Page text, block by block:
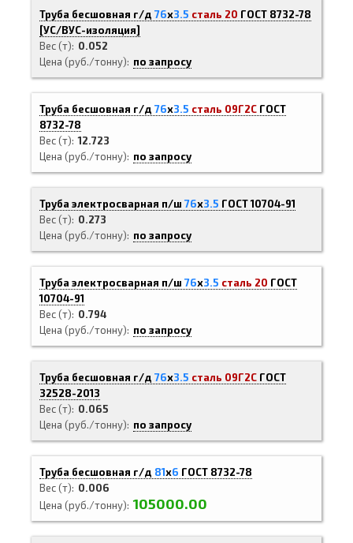
Труба бесшовная г/д 76х3.5 сталь 20 ГОСТ 8732-78
[УС/ВУС-изоляция]
Вес (т)
0.052
Цена (руб./тонну)
по запросу
Труба бесшовная г/д 76х3.5 сталь 09Г2С ГОСТ
8732-78
Вес (т) 12.723
Цена (руб./тонну)
по запросу
Труба электросварная п/ш 76х3.5 ГОСТ 10704-91
Вес (т)
0.273
Цена (руб./тонну)
по запросу
Труба электросварная п/ш 76х3.5 сталь 20 ГОСТ
10704-91
Вес (т)
0.794
Цена (руб./тонну)
по запросу
Труба бесшовная г/д 76х3.5 сталь 09Г2С ГОСТ
32528-2013
Вес (т)
0.065
Цена (руб./тонну)
по запросу
Труба бесшовная г/д 81х6 ГОСТ 8732-78
Вес (т)
0.006
Цена (руб./тонну) 105000.00